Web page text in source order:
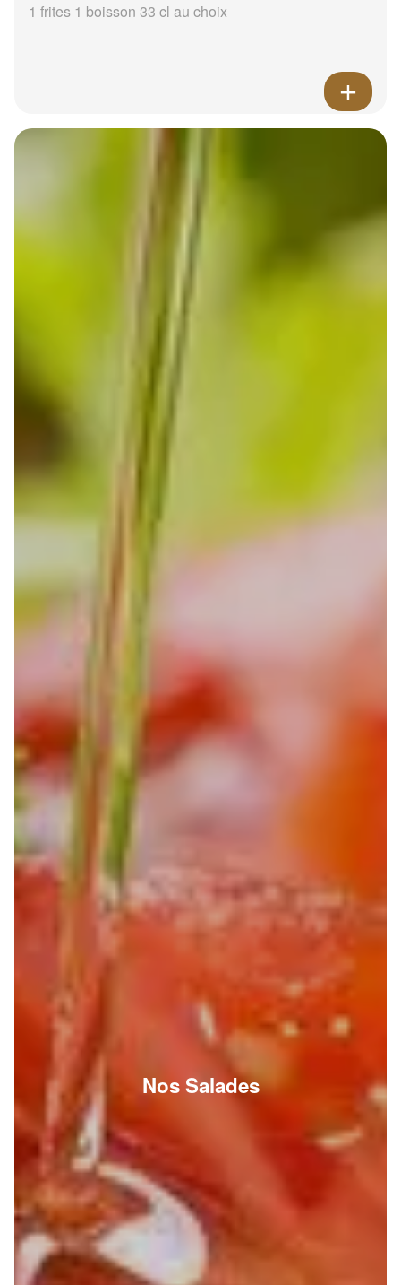
1 frites 1 boisson 33 cl au choix
Nos Salades